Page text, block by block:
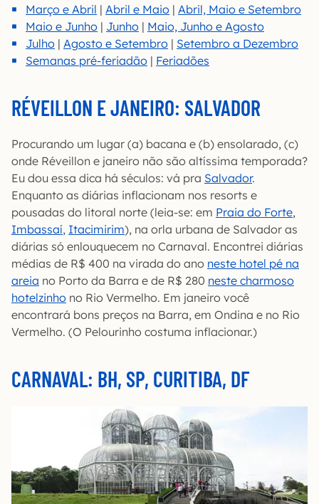
Março e Abril | Abril e Maio | Abril, Maio e Setembro
Maio e Junho | Junho | Maio, Junho e Agosto
Julho | Agosto e Setembro | Setembro a Dezembro
Semanas pré-feriadão | Feriadões
RÉVEILLON E JANEIRO: SALVADOR
Procurando um lugar (a) bacana e (b) ensolarado, (c)
onde Réveillon e janeiro não são altíssima temporada?
Eu dou essa dica há séculos: vá pra Salvador.
Enquanto as diárias inflacionam nos resorts e
pousadas do litoral norte (leia-se: em Praia do Forte,
Imbassaí, Itacimirim), na orla urbana de Salvador as
diárias só enlouquecem no Carnaval. Encontrei diárias
médias de R$ 400 na virada do ano neste hotel pé na
areia no Porto da Barra e de R$ 280 neste charmoso
hotelzinho no Rio Vermelho. Em janeiro você
encontrará bons preços na Barra, em Ondina e no Rio
Vermelho. (O Pelourinho costuma inflacionar.)
CARNAVAL: BH, SP, CURITIBA, DF